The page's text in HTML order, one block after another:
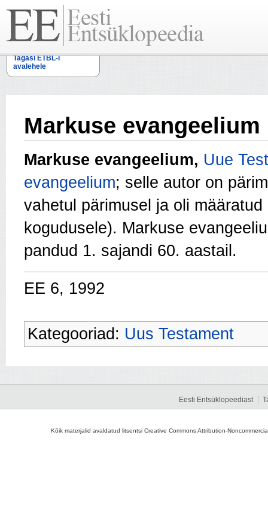
Tagasi ETBL-i
avalehele
Markuse evangeelium
Markuse evangeelium, Uue
evangeelium; selle autor on
vahetul pärimusel ja oli
kogudusele). Markuse
pandud 1. sajandi 60. aastail.
EE 6, 1992
Kategooriad: Uus Testament
Eesti Entsüklopeediast
Kõik materjalid avaldatud litsentsi Creative Commons Attribution-